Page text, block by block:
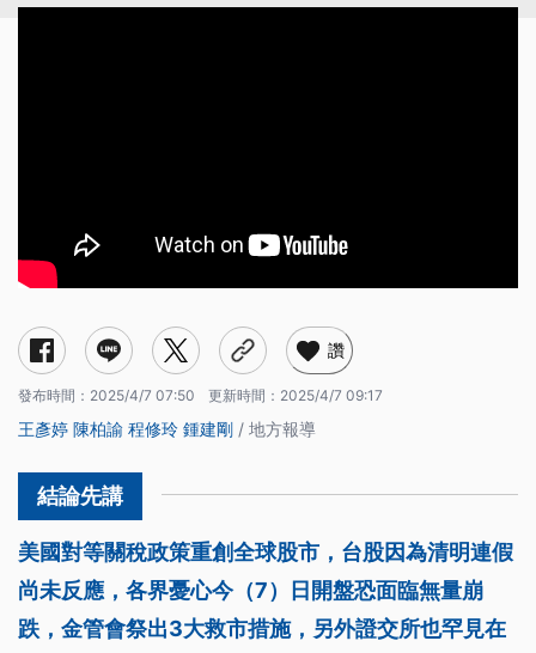
讚
發布時間： 2025/4/7 07:50 更新時間： 2025/4/7 09:17
王彥婷 陳柏諭 程修玲 鍾建剛 / 地方報導
美國對等關稅政策重創全球股市，台股因為清明連假
尚未反應，各界憂心今（7）日開盤恐面臨無量崩
跌，金管會祭出3大救市措施，另外證交所也罕見在